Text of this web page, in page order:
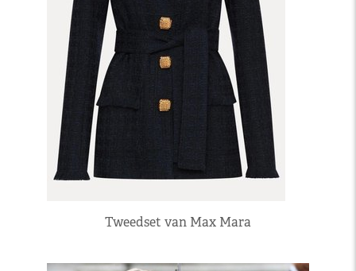
Tweedset van Max Mara